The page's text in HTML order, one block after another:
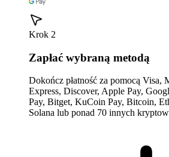
Krok 2
Zapłać wybraną metodą
Dokończ płatność za pomocą Visa,
Express, Discover, Apple Pay,
Pay, Bitget, KuCoin Pay, Bitcoin,
Solana lub ponad 70 innych